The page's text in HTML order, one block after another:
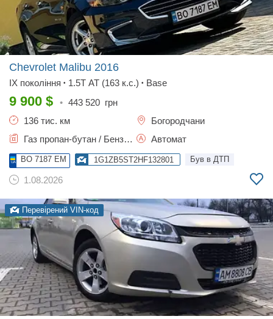
Chevrolet Malibu 2016
IX покоління • 1.5T AT (163 к.с.) • Base
9 900 $ • 443 520 грн
136 тис. км
Богородчани
Газ пропан-бутан / Бензин, 1.49 л.
Автомат
BO 7187 EM 1G1ZB5ST2HF132801 Був в ДТП
1.08.2026
Перевірений VIN-код